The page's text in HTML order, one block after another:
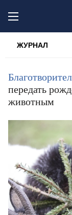
ЖУРНАЛ
передать
животным